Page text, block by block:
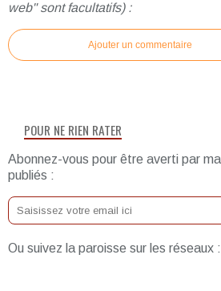
web" sont facultatifs) :
Ajouter un commentaire
POUR NE RIEN RATER
Abonnez-vous pour être averti par
publiés :
Ou suivez la paroisse sur les réseaux :